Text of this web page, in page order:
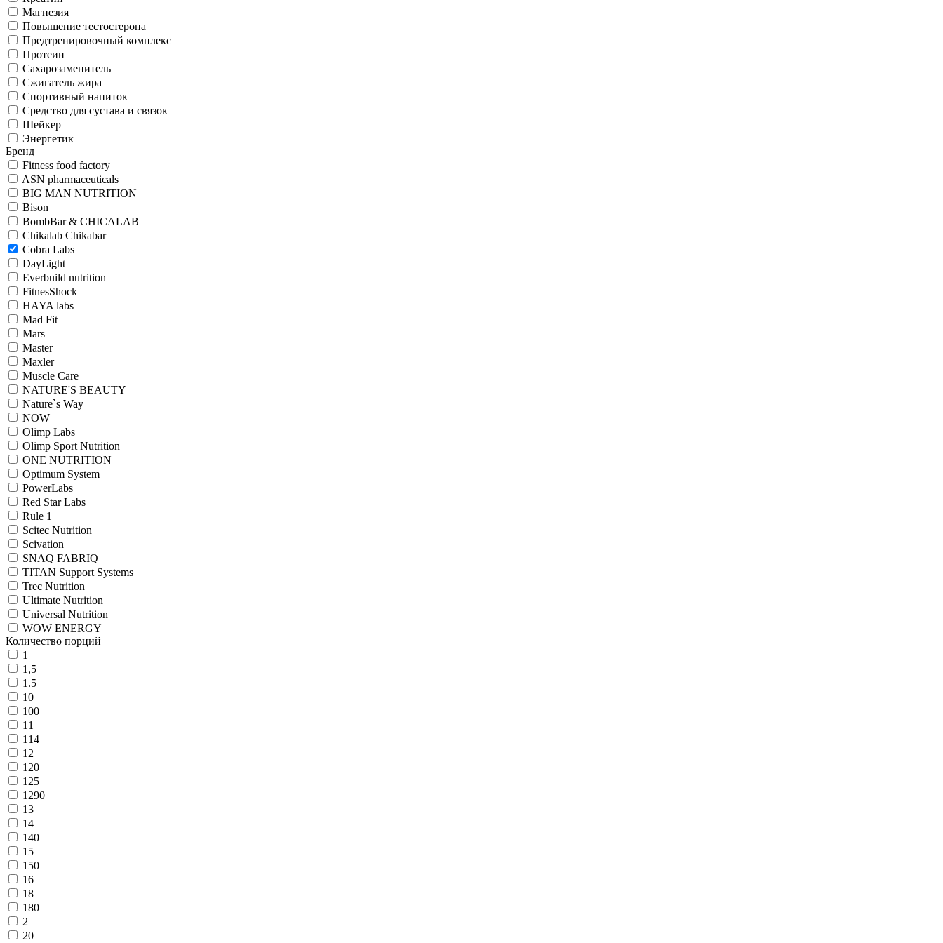
Магнезия
Повышение тестостерона
Предтренировочный комплекс
Протеин
Сахарозаменитель
Сжигатель жира
Спортивный напиток
Средство для сустава и связок
Шейкер
Энергетик
Бренд
Fitness food factory
ASN pharmaceuticals
BIG MAN NUTRITION
Bison
BombBar & CHICALAB
Chikalab Chikabar
Cobra Labs
DayLight
Everbuild nutrition
FitnesShock
HAYA labs
Mad Fit
Mars
Master
Maxler
Muscle Care
NATURE'S BEAUTY
Nature`s Way
NOW
Olimp Labs
Olimp Sport Nutrition
ONE NUTRITION
Optimum System
PowerLabs
Red Star Labs
Rule 1
Scitec Nutrition
Scivation
SNAQ FABRIQ
TITAN Support Systems
Trec Nutrition
Ultimate Nutrition
Universal Nutrition
WOW ENERGY
Количество порций
1
1,5
1.5
10
100
11
114
12
120
125
1290
13
14
140
15
150
16
18
180
2
20